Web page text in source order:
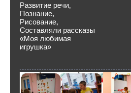
Развитие речи,
Познание,
Рисование,
Составляли рассказы
«Моя любимая
игрушка»